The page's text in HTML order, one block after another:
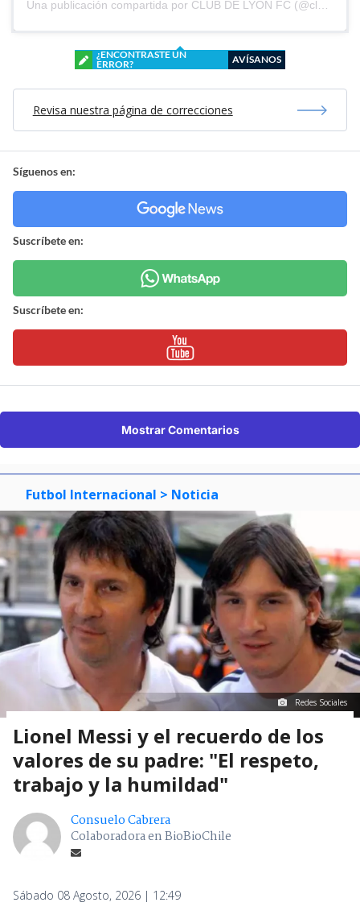
Una publicación compartida por CLUB DE LYON FC (@clubdelyonfc)
¿ENCONTRASTE UN
ERROR?
AVÍSANOS
Revisa nuestra página de correcciones
Síguenos en:
Suscríbete en:
Suscríbete en:
Mostrar Comentarios
Futbol Internacional > Noticia
Redes Sociales
Lionel Messi y el recuerdo de los
valores de su padre: "El respeto,
trabajo y la humildad"
Consuelo Cabrera
Colaboradora en BioBioChile
Sábado 08 Agosto, 2026 | 12:49